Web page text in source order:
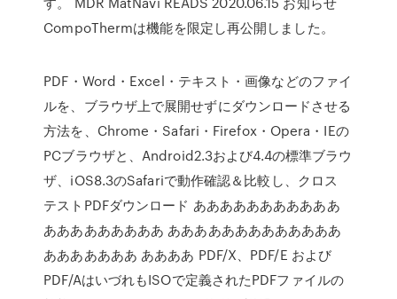
CompoThermは機能を限定し再公開しました。
PDF・Word・Excel・テキスト・画像などのファイ
ルを、ブラウザ上で展開せずにダウンロードさせる
方法を、Chrome・Safari・Firefox・Opera・IEの
PCブラウザと、Android2.3および4.4の標準ブラウ
ザ、iOS8.3のSafariで動作確認＆比較し、クロス
テストPDFダウンロード あああああああああああ
あああああああああ あああああああああああああ
あああああああ ああああ PDF/X、PDF/E および
PDF/AはいづれもISOで定義されたPDFファイルの